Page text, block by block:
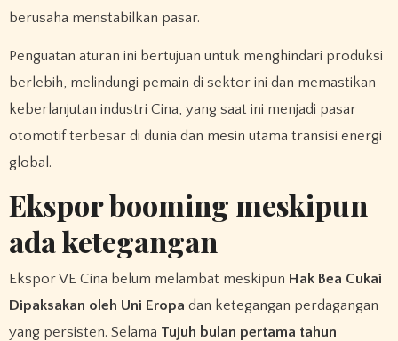
berusaha menstabilkan pasar.
Penguatan aturan ini bertujuan untuk menghindari produksi
berlebih, melindungi pemain di sektor ini dan memastikan
keberlanjutan industri Cina, yang saat ini menjadi pasar
otomotif terbesar di dunia dan mesin utama transisi energi
global.
Ekspor booming meskipun
ada ketegangan
Ekspor VE Cina belum melambat meskipun Hak Bea Cukai
Dipaksakan oleh Uni Eropa dan ketegangan perdagangan
yang persisten. Selama Tujuh bulan pertama tahun